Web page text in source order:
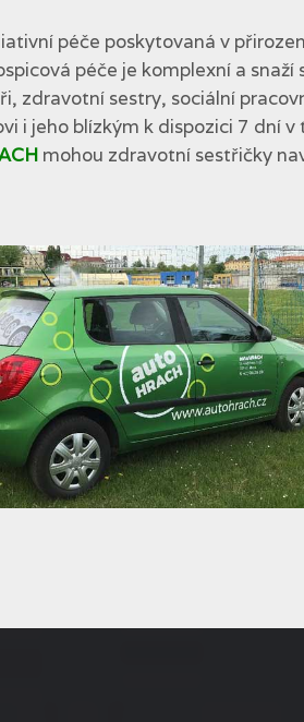
péče poskytovaná v
péče je komplexní a
zdravotní sestry, sociální
i jeho blízkým k dispozici 7 dní
mohou zdravotní sestřičky